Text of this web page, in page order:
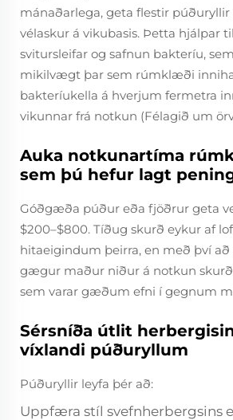
mánaðarlega, geta flestir
vélaskur á vikubasis. Þetta hjálpar
svitursleifar og safnun bakteríu,
mikilvægt þar sem rúmklæði
bakteríukella á hverjum fermetra
vikunnar frá notkun (Félagið um
Auka notkunartíma
sem þú hefur lagt
Góðgæða púður eða fjöðrur geta
$200–$800. Tíðug skurð eykur af
hitaeigindum þeirra, en með því
gægur maður niður á notkun
sem varar gæðum efni í gegnum
Sérsníða útlit
víxlandi púðuryllum
Púðuryllir leyfa þér að:
Uppfæra stíl svefnherbergsins